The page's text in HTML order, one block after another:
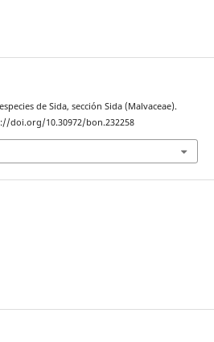
de Sida, sección Sida (Malvaceae).
doi.org/10.30972/bon.232258